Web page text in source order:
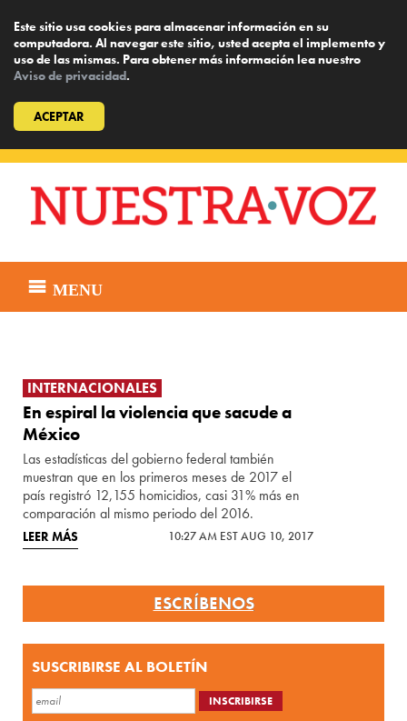
Este sitio usa cookies para almacenar información en su
computadora. Al navegar este sitio, usted acepta el implemento y
uso de las mismas. Para obtener más información lea nuestro
Aviso de privacidad.
ACEPTAR
content
MENU
INTERNACIONALES
En espiral la violencia que sacude a
México
Las estadísticas del gobierno federal también
muestran que en los primeros meses de 2017 el
país registró 12,155 homicidios, casi 31% más en
comparación al mismo periodo del 2016.
LEER MÁS 10:27 AM EST AUG 10, 2017
ESCRÍBENOS
SUSCRIBIRSE AL BOLETÍN